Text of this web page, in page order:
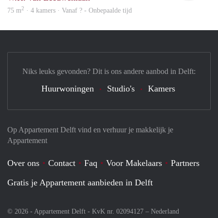
75 m2 · 4 kamers · Vanaf ? - Onbepaalde tijd
Op Appartement Delft vind en verhuur je makkelijk je
Appartement
Over ons Contact Faq Voor Makelaars
Partners
Gratis je Appartement aanbieden in Delft
© 2026 - Appartement Delft - KvK nr. 02094127 – Nederland
Niks leuks gevonden? Dit is ons andere aanbod in Delft:
Huurwoningen Studio's Kamers